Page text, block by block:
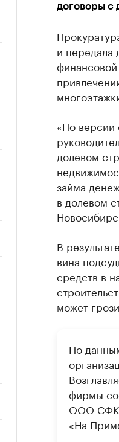
договоры с
и передала
«По версии
долевом
займа
в долевом
В
вина
средств в
может
По
фирмы
ООО СФК
«На